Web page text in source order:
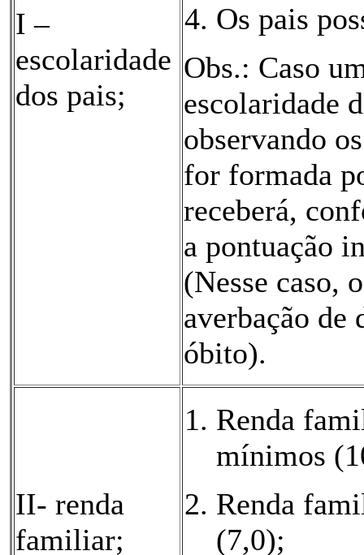
I –
escolaridade
dos pais;
Os pais
Obs.: Caso
escolaridade
observando
for formada
receberá,
a pontuação
(Nesse caso,
averbação de
óbito).
II- renda
familiar;
Renda
mínimos
Renda
(7,0);